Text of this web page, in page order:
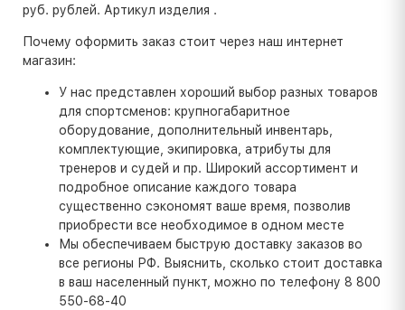
руб. рублей. Артикул изделия .
Почему оформить заказ стоит через наш интернет
магазин:
У нас представлен хороший выбор разных товаров
для спортсменов: крупногабаритное
оборудование, дополнительный инвентарь,
комплектующие, экипировка, атрибуты для
тренеров и судей и пр. Широкий ассортимент и
подробное описание каждого товара
существенно сэкономят ваше время, позволив
приобрести все необходимое в одном месте
Мы обеспечиваем быструю доставку заказов во
все регионы РФ. Выяснить, сколько стоит доставка
в ваш населенный пункт, можно по телефону 8 800
550-68-40